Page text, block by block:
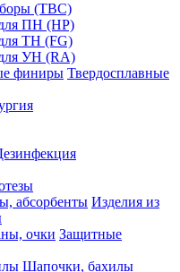
боры (ТВС)
ПН (HP)
ТН (FG)
УН (RA)
Твердосплавные
Изделия из
Защитные
Шапочки, бахилы